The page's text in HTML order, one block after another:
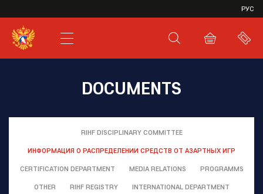
РУС
SHL
JHL
DOCUMENTS
RIHF DISCIPLINARY COMMITTEE
ИНФОРМАЦИЯ О РАСПРЕДЕЛЕНИИ СРЕДСТВ ОТ АЗАРТНЫХ ИГР
CERTIFICATION DEPARTMENT MEDIA RELATIONS PROGRAMMS
OTHER RIHF REGISTRY INTERNATIONAL DEPARTMENT